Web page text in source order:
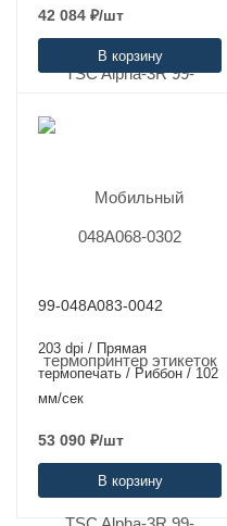
42 084 ₽/шт
В корзину
99-048A083-0042
203 dpi / Прямая
термопечать / Риббон / 102
мм/сек
53 090 ₽/шт
В корзину